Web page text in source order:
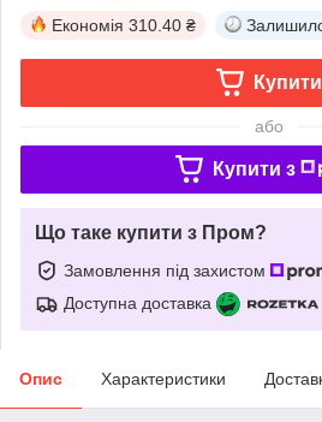
Економія 310.40 ₴
Купити
або
Купити з
Що таке купити з Пром?
Замовлення під захистом
Доступна доставка
Опис Характеристики